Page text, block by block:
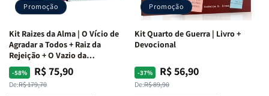
Promoção
Kit Raizes da Alma | O Vício de
Agradar a Todos + Raiz da
Rejeição + O Vazio da
Insatisfação.
-58%
Preço
normal
De:R$ 179,70
Preço
promocional
R$ 75,90
Promoção
Kit Quarto de Guerra | Livro +
Devocional
-37%
Preço
normal
De:R$ 89,90
Preço
promocional
R$ 56,90